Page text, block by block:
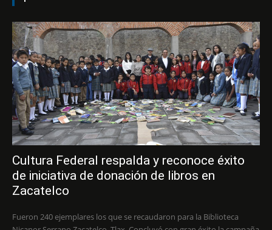
Cultura Federal respalda y reconoce éxito
de iniciativa de donación de libros en
Zacatelco
Fueron 240 ejemplares los que se recaudaron para la Biblioteca